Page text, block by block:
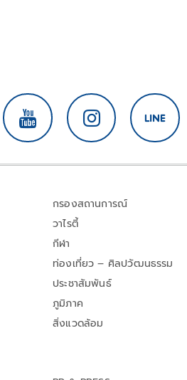
กรองสถานการณ์
วาไรตี้
กีฬา
ท่องเที่ยว – ศิลปวัฒนธรรม
ประชาสัมพันธ์
ภูมิภาค
สิ่งแวดล้อม